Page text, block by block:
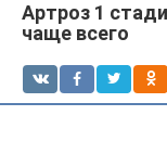
Артроз 1
чаще всего